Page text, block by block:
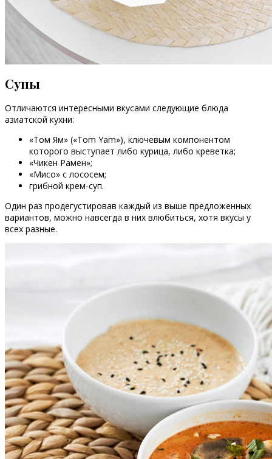
Супы
Отличаются интересными вкусами следующие блюда
азиатской кухни:
«Том Ям» («Tom Yam»), ключевым компонентом
которого выступает либо курица, либо креветка;
«Чикен Рамен»;
«Мисо» с лососем;
грибной крем-суп.
Один раз продегустировав каждый из выше предложенных
вариантов, можно навсегда в них влюбиться, хотя вкусы у
всех разные.